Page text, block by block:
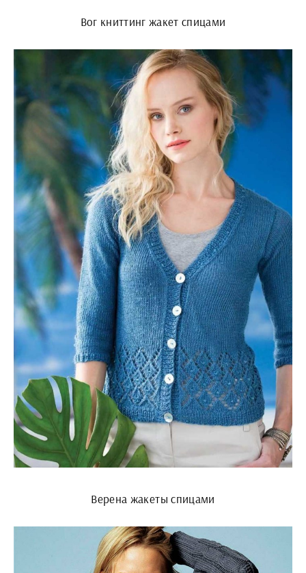
Вог книттинг жакет спицами
Верена жакеты спицами